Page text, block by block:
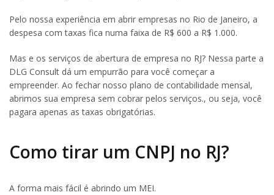
Pelo nossa experiência em abrir empresas no Rio de Janeiro, a
despesa com taxas fica numa faixa de R$ 600 a R$ 1.000.
Mas e os serviços de abertura de empresa no RJ? Nessa parte a
DLG Consult dá um empurrão para você começar a
empreender. Ao fechar nosso plano de contabilidade mensal,
abrimos sua empresa sem cobrar pelos serviços., ou seja, você
pagara apenas as taxas obrigatórias.
Como tirar um CNPJ no RJ?
A forma mais fácil é abrindo um MEI.